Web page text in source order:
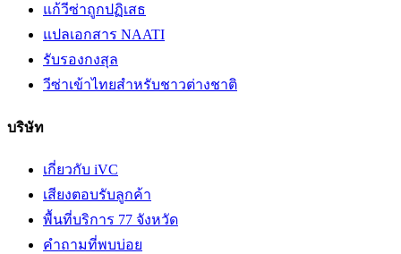
แก้วีซ่าถูกปฏิเสธ
แปลเอกสาร NAATI
รับรองกงสุล
วีซ่าเข้าไทยสำหรับชาวต่างชาติ
บริษัท
เกี่ยวกับ iVC
เสียงตอบรับลูกค้า
พื้นที่บริการ 77 จังหวัด
คำถามที่พบบ่อย